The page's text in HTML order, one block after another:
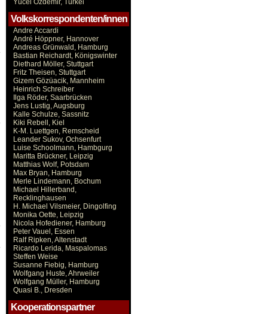
Yücel Özdemir, Türkei
Volkskorrespondenten/innen
Andre Accardi
André Höppner, Hannover
Andreas Grünwald, Hamburg
Bastian Reichardt, Königswinter
Diethard Möller, Stuttgart
Fritz Theisen, Stuttgart
Gizem Gözüacik, Mannheim
Heinrich Schreiber
Ilga Röder, Saarbrücken
Jens Lustig, Augsburg
Kalle Schulze, Sassnitz
Kiki Rebell, Kiel
K-M. Luettgen, Remscheid
Leander Sukov, Ochsenfurt
Luise Schoolmann, Hambgurg
Maritta Brückner, Leipzig
Matthias Wolf, Potsdam
Max Bryan, Hamburg
Merle Lindemann, Bochum
Michael Hillerband,
Recklinghausen
H. Michael Vilsmeier, Dingolfing
Monika Oette, Leipzig
Nicola Hofediener, Hamburg
Peter Vauel, Essen
Ralf Ripken, Altenstadt
Ricardo Lerida, Maspalomas
Steffen Weise
Susanne Fiebig, Hamburg
Wolfgang Huste, Ahrweiler
Wolfgang Müller, Hamburg
Quasi B., Dresden
Kooperationspartner